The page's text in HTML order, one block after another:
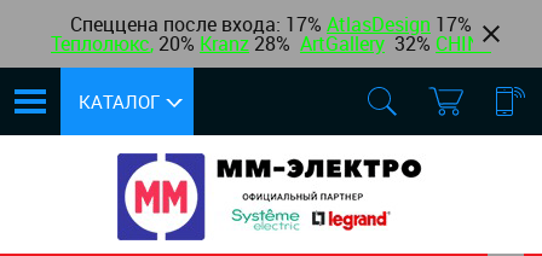
Спеццена после входа: 17% AtlasDesign 17%
Теплолюкс, 20% Kranz 28% ArtGallery 32% CHINT
КАТАЛОГ